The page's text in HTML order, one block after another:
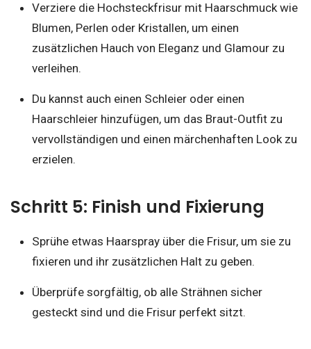
Verziere die Hochsteckfrisur mit Haarschmuck wie
Blumen, Perlen oder Kristallen, um einen
zusätzlichen Hauch von Eleganz und Glamour zu
verleihen.
Du kannst auch einen Schleier oder einen
Haarschleier hinzufügen, um das Braut-Outfit zu
vervollständigen und einen märchenhaften Look zu
erzielen.
Schritt 5: Finish und Fixierung
Sprühe etwas Haarspray über die Frisur, um sie zu
fixieren und ihr zusätzlichen Halt zu geben.
Überprüfe sorgfältig, ob alle Strähnen sicher
gesteckt sind und die Frisur perfekt sitzt.